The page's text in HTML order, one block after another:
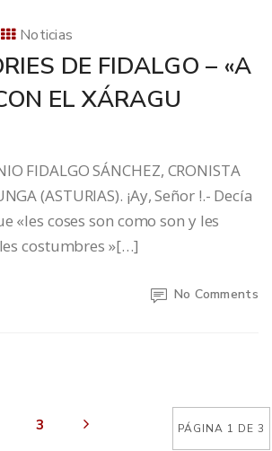
Noticias
DE FIDALGO – «A
EL XÁRAGU
FIDALGO SÁNCHEZ, CRONISTA
(ASTURIAS). ¡Ay, Señor !.- Decía
«les coses son como son y les
costumbres »[…]
No Comments
PÁGINA 1 DE 3
3